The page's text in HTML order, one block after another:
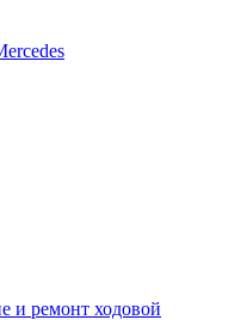
и ремонт ходовой